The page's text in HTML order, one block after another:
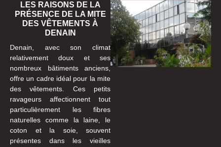
LES RAISONS DE LA
PRÉSENCE DE LA MITE
DES VÊTEMENTS À
DENAIN
Denain, avec son climat
relativement doux et ses
nombreux bâtiments anciens,
offre un cadre idéal pour la mite
des vêtements. Ces petits
ravageurs affectionnent tout
particulièrement les fibres
naturelles comme la laine, le
coton et la soie, souvent
présentes dans les vieilles